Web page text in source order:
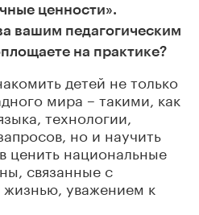
ценности».
вашим педагогическим
на практике?
детей не только
мира – такими, как
технологии,
но и научить
ценить национальные
связанные с
жизнью, уважением к